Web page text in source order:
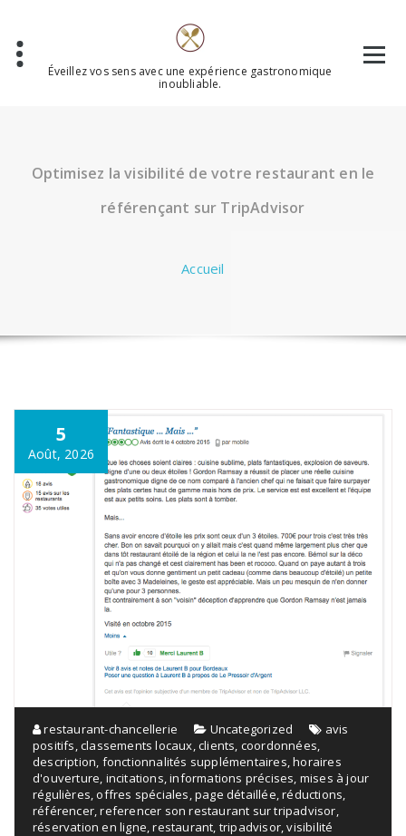
contenu
Éveillez vos sens avec une expérience gastronomique
inoubliable.
Optimisez la visibilité de votre restaurant en le
référençant sur TripAdvisor
Accueil
5
Août, 2026
restaurant-chancellerie Uncategorized
avis
positifs,classements locaux,clients, coordonnées,
description, fonctionnalités supplémentaires,horaires
d'ouverture, incitations,informations précises, mises à jour
régulières,offres spéciales,page détaillée,réductions,
référencer,referencer son restaurant sur tripadvisor,
réservation en ligne,restaurant, tripadvisor,visibilité